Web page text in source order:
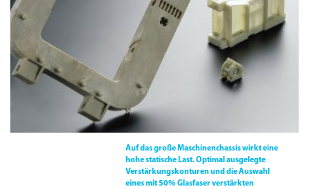
Auf das große Maschinenchassis wirkt eine
hohe statische Last. Optimal ausgelegte
Verstärkungskonturen und die Auswahl
eines mit 50% Glasfaser verstärkten